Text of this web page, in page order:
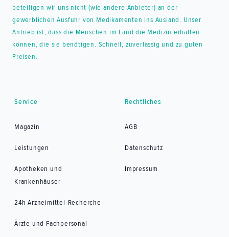
beteiligen wir uns nicht (wie andere Anbieter) an der
gewerblichen Ausfuhr von Medikamenten ins Ausland. Unser
Antrieb ist, dass die Menschen im Land die Medizin erhalten
können, die sie benötigen. Schnell, zuverlässig und zu guten
Preisen.
Service
Magazin
Leistungen
Apotheken und
Krankenhäuser
24h Arzneimittel-Recherche
Ärzte und Fachpersonal
Rechtliches
AGB
Datenschutz
Impressum